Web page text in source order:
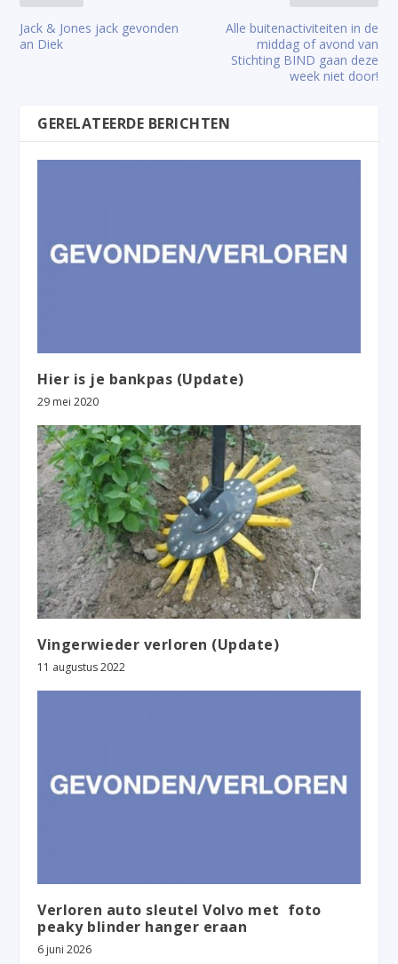
Jack & Jones jack gevonden
an Diek
Alle buitenactiviteiten in de
middag of avond van
Stichting BIND gaan deze
week niet door!
GERELATEERDE BERICHTEN
Hier is je bankpas (Update)
29 mei 2020
Vingerwieder verloren (Update)
11 augustus 2022
Verloren auto sleutel Volvo met foto
peaky blinder hanger eraan
6 juni 2026